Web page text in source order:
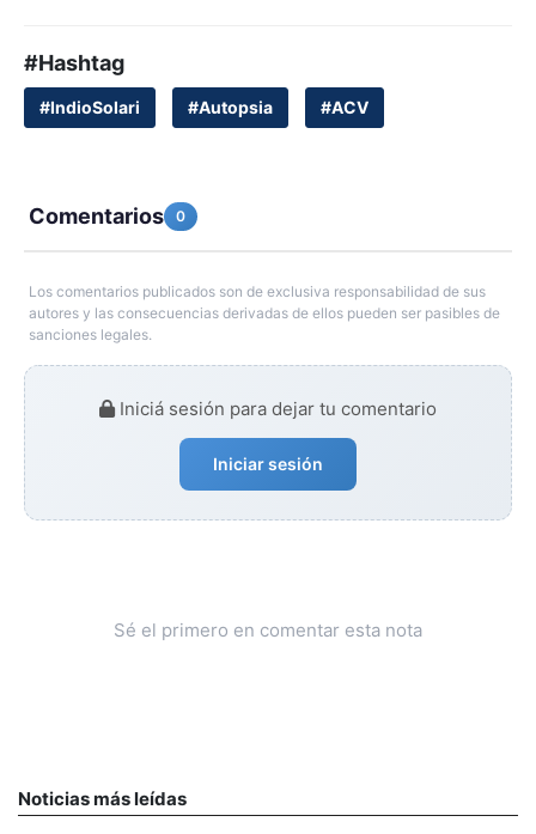
#Hashtag
#IndioSolari #Autopsia #ACV
Comentarios 0
Los comentarios publicados son de exclusiva responsabilidad de sus
autores y las consecuencias derivadas de ellos pueden ser pasibles de
sanciones legales.
Iniciá sesión para dejar tu comentario
Iniciar sesión
Sé el primero en comentar esta nota
Noticias más leídas